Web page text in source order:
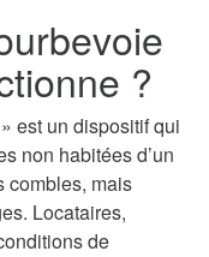
?
est un dispositif qui
non habitées d’un
combles, mais
Locataires,
de